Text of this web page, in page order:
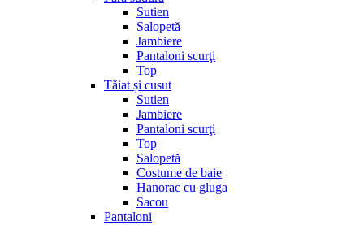
Sutien
Salopetă
Jambiere
Pantaloni scurţi
Top
Tăiat și cusut
Sutien
Jambiere
Pantaloni scurţi
Top
Salopetă
Costume de baie
Hanorac cu gluga
Sacou
Pantaloni